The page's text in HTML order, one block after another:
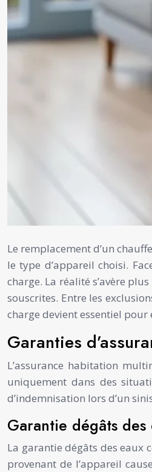
Le remplacement d’un
le type d’appareil choisi.
charge. La réalité s’avère
souscrites. Entre les
charge devient essentiel
Garanties
L’assurance habitation
uniquement dans des
d’indemnisation lors d’un
Garantie dégâts
La garantie dégâts des eaux
provenant de l’appareil